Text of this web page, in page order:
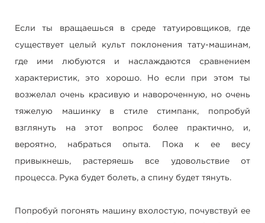
Если ты вращаешься в среде татуировщиков, где
существует целый культ поклонения тату-машинам,
где ими любуются и наслаждаются сравнением
характеристик, это хорошо. Но если при этом ты
возжелал очень красивую и навороченную, но очень
тяжелую машинку в стиле стимпанк, попробуй
взглянуть на этот вопрос более практично, и,
вероятно, набраться опыта. Пока к ее весу
привыкнешь, растеряешь все удовольствие от
процесса. Рука будет болеть, а спину будет тянуть.
Попробуй погонять машину вхолостую, почувствуй ее